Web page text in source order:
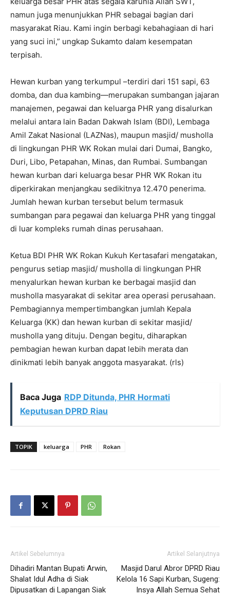
namun juga menunjukkan PHR sebagai bagian dari
masyarakat Riau. Kami ingin berbagi kebahagiaan di hari
yang suci ini,” ungkap Sukamto dalam kesempatan
terpisah.
Hewan kurban yang terkumpul –terdiri dari 151 sapi, 63
domba, dan dua kambing—merupakan sumbangan jajaran
manajemen, pegawai dan keluarga PHR yang disalurkan
melalui antara lain Badan Dakwah Islam (BDI), Lembaga
Amil Zakat Nasional (LAZNas), maupun masjid/ musholla
di lingkungan PHR WK Rokan mulai dari Dumai, Bangko,
Duri, Libo, Petapahan, Minas, dan Rumbai. Sumbangan
hewan kurban dari keluarga besar PHR WK Rokan itu
diperkirakan menjangkau sedikitnya 12.470 penerima.
Jumlah hewan kurban tersebut belum termasuk
sumbangan para pegawai dan keluarga PHR yang tinggal
di luar kompleks rumah dinas perusahaan.
Ketua BDI PHR WK Rokan Kukuh Kertasafari mengatakan,
pengurus setiap masjid/ musholla di lingkungan PHR
menyalurkan hewan kurban ke berbagai masjid dan
musholla masyarakat di sekitar area operasi perusahaan.
Pembagiannya mempertimbangkan jumlah Kepala
Keluarga (KK) dan hewan kurban di sekitar masjid/
musholla yang dituju. Dengan begitu, diharapkan
pembagian hewan kurban dapat lebih merata dan
dinikmati lebih banyak anggota masyarakat. (rls)
Baca Juga RDP Ditunda, PHR Hormati
Keputusan DPRD Riau
TOPIK keluarga PHR Rokan
Artikel Sebelumnya
Dihadiri Mantan Bupati Arwin,
Shalat Idul Adha di Siak
Dipusatkan di Lapangan Siak
Artikel Selanjutnya
Masjid Darul Abror DPRD Riau
Kelola 16 Sapi Kurban, Sugeng:
Insya Allah Semua Sehat